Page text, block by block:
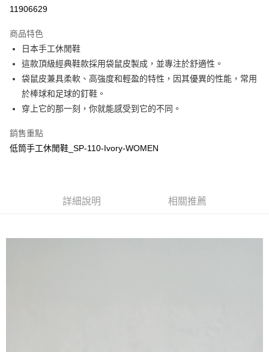
悠遊付
全盈+PAY
ATM付款
運送方式
全家取貨付款
每筆NT$60
11906629
商品特色
日本手工休閒鞋
這款頂級經典鞋款採用袋鼠皮製成，並專注於舒適性。
袋鼠皮兼具柔軟、高強度和輕盈的特性，因其優異的性能，常用
於棒球和足球的釘鞋。
穿上它的那一刻，你就能感受到它的不同。
銷售重點
低筒手工休閒鞋_SP-110-Ivory-WOMEN
詳細說明 相關推薦